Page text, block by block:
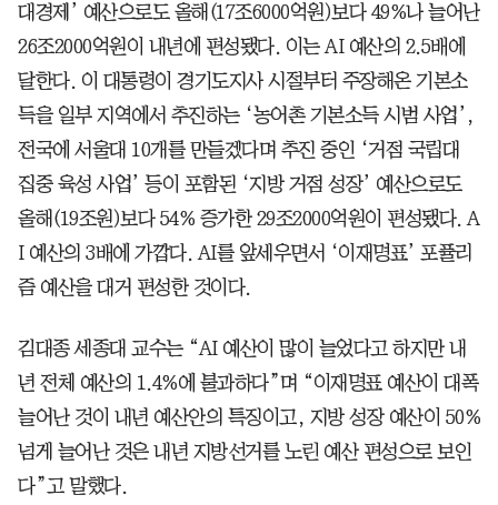
대경제’ 예산으로도 올해(17조6000억원)보다 49%나 늘어난
26조2000억원이 내년에 편성됐다. 이는 AI 예산의 2.5배에
달한다. 이 대통령이 경기도지사 시절부터 주장해온 기본소
득을 일부 지역에서 추진하는 ‘농어촌 기본소득 시범 사업’,
전국에 서울대 10개를 만들겠다며 추진 중인 ‘거점 국립대
집중 육성 사업’ 등이 포함된 ‘지방 거점 성장’ 예산으로도
올해(19조원)보다 54% 증가한 29조2000억원이 편성됐다. A
I 예산의 3배에 가깝다. AI를 앞세우면서 ‘이재명표’ 포퓰리
즘 예산을 대거 편성한 것이다.
김대종 세종대 교수는 “AI 예산이 많이 늘었다고 하지만 내
년 전체 예산의 1.4%에 불과하다”며 “이재명표 예산이 대폭
늘어난 것이 내년 예산안의 특징이고, 지방 성장 예산이 50%
넘게 늘어난 것은 내년 지방선거를 노린 예산 편성으로 보인
다”고 말했다.